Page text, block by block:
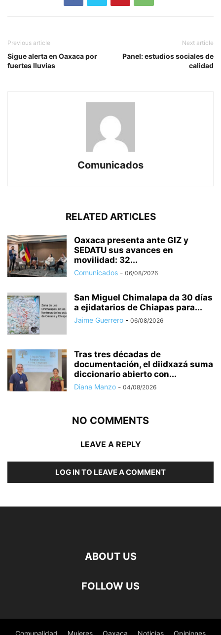
Previous article
Sigue alerta en Oaxaca por
fuertes lluvias
Next article
Panel: estudios sociales de
calidad
Comunicados
RELATED ARTICLES
Oaxaca presenta ante GIZ y
SEDATU sus avances en
movilidad: 32...
Comunicados - 06/08/2026
San Miguel Chimalapa da 30 días
a ejidatarios de Chiapas para...
Jaime Guerrero - 06/08/2026
Tras tres décadas de
documentación, el diidxazá suma
diccionario abierto con...
Diana Manzo - 04/08/2026
NO COMMENTS
LEAVE A REPLY
LOG IN TO LEAVE A COMMENT
ABOUT US
FOLLOW US